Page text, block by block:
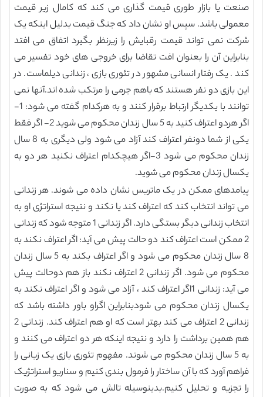
صنعت یا بازار طوری قیمت گذاری می کند که کامال زیر قیمت
معمولی باشد. سپس او نشان داد که جنگ قیمت بدلیل اینکه یک
شرکت نمی تواند قیمت رقبایش را زیرنظر بگیرد اتفاق می افتد
بنابراین آن را بعنوان افت تقاضا برای خروجی های خود تفسیر می
کند . یک رفتار انسانی مشهور در تئوری بازی ، زندانی دیلماست. در
این بازی دو نفر هستند که باهم جرمی را مرتکب شده اند.آنها نمی
توانند با یکدیگر ارتباط برقرار کنند و به هرکدام گفته می شود: 1-
اگر هردو اعتراف کنید به 5 سال زندان محکوم می شوید 2- اگر فقط
یکی از شما دونفر اعتراف کند آزاد می شود ولی دیگری به 8 سال
زندان محکوم می شود 3-اگر هیچکدام اعتراف نکنید هر دو به
یکسال زندان محکوم می شوید.
پیامدهای ممکن در یک ماتریس نشان داده می شوند. هر زندانی
می تواند انتخاب کند که اعتراف کند یا نکند و نتیجه استراتژی او به
انتخاب زندانی دیگر بستگی دارد. اگر زندانی 1 متوجه شود که زندانی
2 ممکن است اعتراف کند دو حالت پیش می آید: اگر اعتراف نکند به
8 سال زندان محکوم می شود و اگر اعتراف بکند به 5 سال زندان
محکوم می شود. اگر زندانی 2 اعتراف نکند باز هم دوحالت پیش
می آید: زندانی 1اگر اعتراف کند ، آزاد می شود و اگر اعتراف نکند به
یکسال زندان محکوم می شودبنابراین اگراو باور داشته باشد که
زندانی 2 اعتراف می کند بهتر است که او هم اعتراف کند. زندانی 2
هم همین برداشت را دارد و نتیجه اینکه هر دو اعتراف می کنند و
به 5 سال زندان محکوم می شوند. مفهوم تئوری بازی یک زبانی را
فراهم آورد که با آن ساختار را فرمول بندی کنیم و سناریو استراتژیک
را تجزیه و تحلیل کنیم.بدینوسیله تالش می شود که به صورت